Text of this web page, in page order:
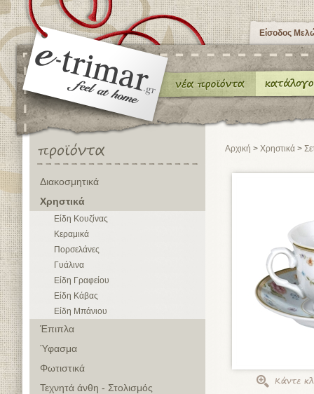
Είσοδος
Διακοσμητικά
Χρηστικά
Είδη Κουζίνας
Κεραμικά
Πορσελάνες
Γυάλινα
Είδη Γραφείου
Είδη Κάβας
Είδη Μπάνιου
Έπιπλα
Ύφασμα
Φωτιστικά
Τεχνητά άνθη - Στολισμός
Αρχική > Χρηστικά >